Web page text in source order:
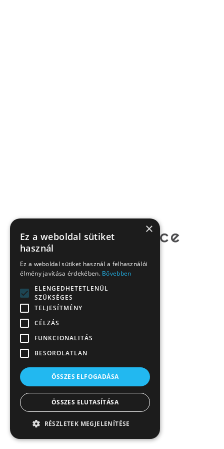
×
Ez a weboldal sütiket
használ
Ez a weboldal sütiket használ a felhasználói
élmény javítása érdekében. Bővebben
ELENGEDHETETLENÜL
SZÜKSÉGES
TELJESÍTMÉNY
CÉLZÁS
FUNKCIONALITÁS
BESOROLATLAN
ÖSSZES ELFOGADÁSA
ÖSSZES ELUTASÍTÁSA
RÉSZLETEK MEGJELENÍTÉSE